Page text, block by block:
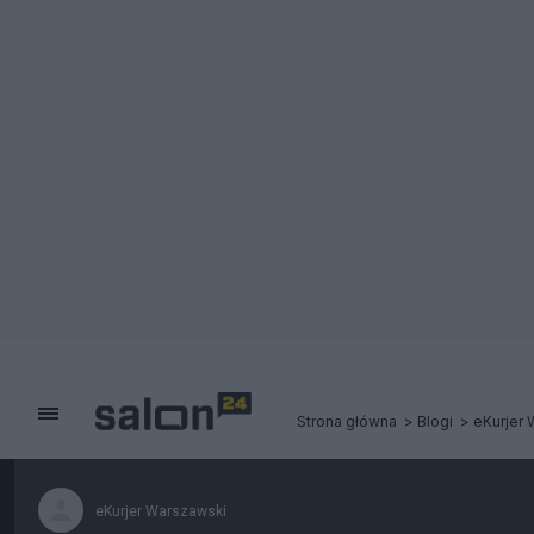
Strona główna Blogi eKurjer
eKurjer Warszawski